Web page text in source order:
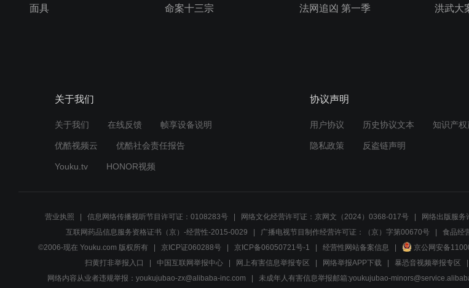
面具 命案十三宗 法网追凶 第一季 洪武大
关于我们
关于我们 在线反馈 帧享设备说明
优酷视频云 优酷社会责任报告
Youku.tv HONOR视频
协议声明
用户协议 历史协议文本 知识产权
隐私政策 反盗链声明
营业执照 信息网络传播视听节目许可证：0108283号 网络文化经营许可证：京网文（2024）0368-017号 网络出版服
互联网药品信息服务资格证书（京）-经营性-2015-0029
广播电视节目制作经营许可证：（京）字第00670号 食品经
©2006-现在 Youku.com 版权所有
京ICP证060288号 京ICP备06050721号-1 经营性网站备案信息 京公网安备
扫黄打非举报入口
中国互联网举报中心 网上有害信息举报专区 网络举报APP下载 暴恐音视频举报专区
网络内容从业者违规举报：youkujubao-zx@alibaba-inc.com
未成年人有害信息举报邮箱:youkujubao-